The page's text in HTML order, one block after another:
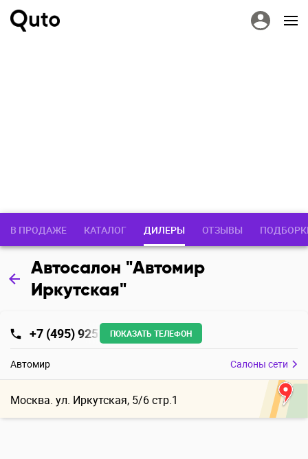
В ПРОДАЖЕ КАТАЛОГ ДИЛЕРЫ ОТЗЫВЫ
Автосалон "Автомир
Иркутская"
+7 (495) 925 ПОКАЗАТЬ ТЕЛЕФОН
Автомир Салоны сети
Москва. ул. Иркутская, 5/6 стр.1